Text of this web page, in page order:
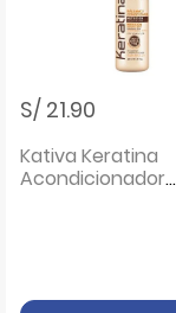
S/ 21.90
Kativa Keratina
Acondicionador